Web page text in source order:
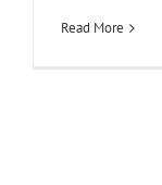
Read More